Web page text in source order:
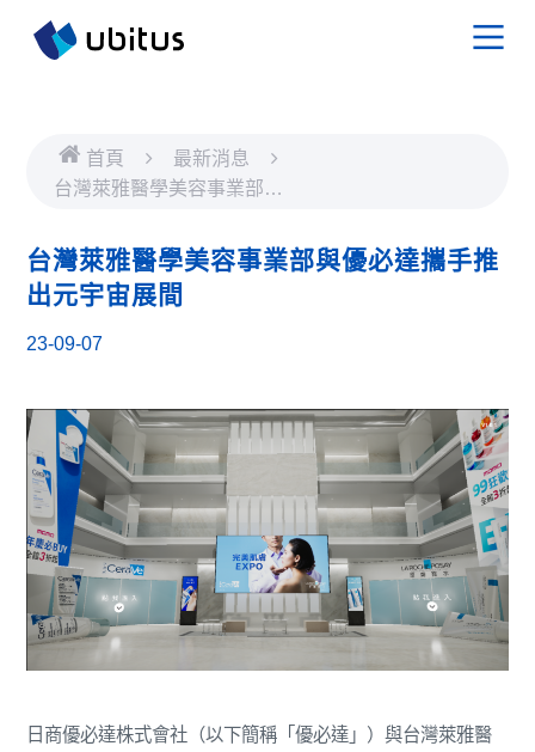
首頁
最新消息
台灣萊雅醫學美容事業部與
台灣萊雅醫學美容事業部與優必達攜手推
出元宇宙展間
23-09-07
日商優必達株式會社（以下簡稱「優必達」）與台灣萊雅醫